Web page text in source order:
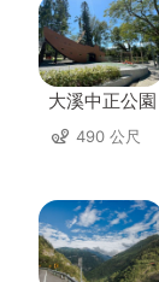
大溪中正公園
490 公尺